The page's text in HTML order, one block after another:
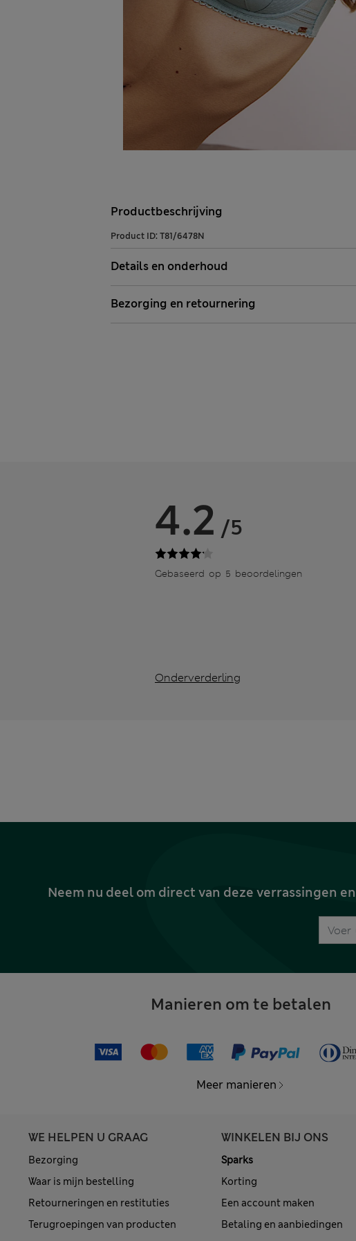
Productbeschrijving
Product ID: T81/6478N
Details en onderhoud
Bezorging en retournering
4.2 /5
Gebaseerd op 5 beoordelingen
Onderverderling
Neem nu deel om direct van deze verrassingen
Manieren om te betalen
Meer manieren
WE HELPEN U GRAAG
Bezorging
Waar is mijn bestelling
Retourneringen en restituties
Terugroepingen van producten
WINKELEN BIJ ONS
Sparks
Korting
Een account maken
Betaling en aanbiedingen